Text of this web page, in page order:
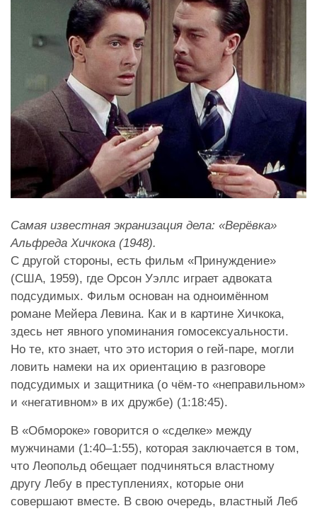
Самая известная экранизация дела: «Верёвка»
Альфреда Хичкока (1948).
С другой стороны, есть фильм «Принуждение»
(США, 1959), где Орсон Уэллс играет адвоката
подсудимых. Фильм основан на одноимённом
романе Мейера Левина. Как и в картине Хичкока,
здесь нет явного упоминания гомосексуальности.
Но те, кто знает, что это история о гей-паре, могли
ловить намеки на их ориентацию в разговоре
подсудимых и защитника (о чём-то «неправильном»
и «негативном» в их дружбе) (1:18:45).
В «Обмороке» говорится о «сделке» между
мужчинами (1:40–1:55), которая заключается в том,
что Леопольд обещает подчиняться властному
другу Лебу в преступлениях, которые они
совершают вместе. В свою очередь, властный Леб